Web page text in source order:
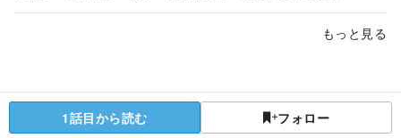
もっと見る
1話目から読む フォロー